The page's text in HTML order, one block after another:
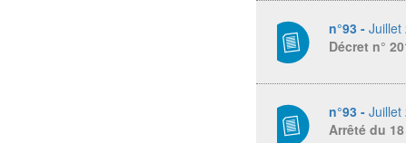
n°93 - Juillet
Décret n°
n°93 - Juillet
Arrêté du